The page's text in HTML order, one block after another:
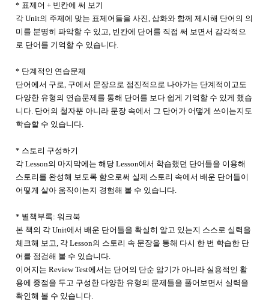
* 표제어 + 빈칸에 써 보기
각 Unit의 주제에 맞는 표제어들을 사진, 삽화와 함께 제시해 단어의 의
미를 분명히 파악할 수 있고, 빈칸에 단어를 직접 써 보면서 감각적으
로 단어를 기억할 수 있습니다.
* 단계적인 연습문제
단어에서 구로, 구에서 문장으로 점진적으로 나아가는 단계적이고도
다양한 유형의 연습문제를 통해 단어를 보다 쉽게 기억할 수 있게 했습
니다. 단어의 철자뿐 아니라 문장 속에서 그 단어가 어떻게 쓰이는지도
학습할 수 있습니다.
* 스토리 구성하기
각 Lesson의 마지막에는 해당 Lesson에서 학습했던 단어들을 이용해
스토리를 완성해 보도록 함으로써 실제 스토리 속에서 배운 단어들이
어떻게 살아 움직이는지 경험해 볼 수 있습니다.
* 별책부록: 워크북
본 책의 각 Unit에서 배운 단어들을 확실히 알고 있는지 스스로 실력을
체크해 보고, 각 Lesson의 스토리 속 문장을 통해 다시 한 번 학습한 단
어를 점검해 볼 수 있습니다.
이어지는 Review Test에서는 단어의 단순 암기가 아니라 실용적인 활
용에 중점을 두고 구성한 다양한 유형의 문제들을 풀어보면서 실력을
확인해 볼 수 있습니다.